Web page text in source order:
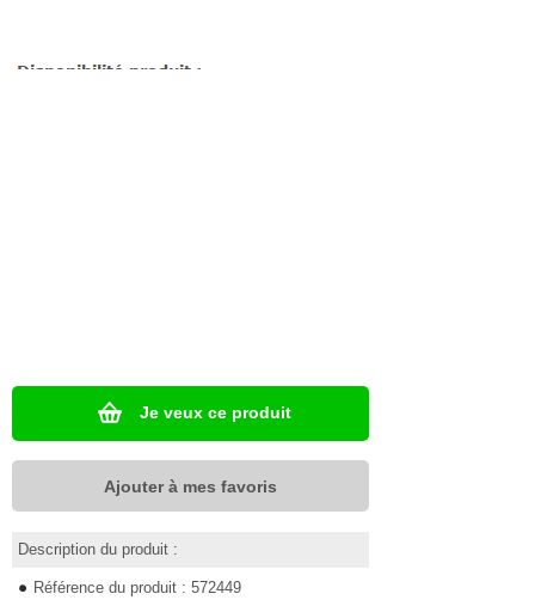
Je veux ce produit
Ajouter à mes favoris
Description du produit :
Référence du produit : 572449